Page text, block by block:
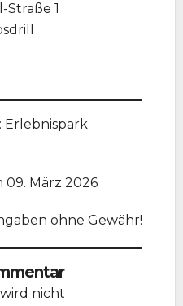
1
Erlebnispark
März 2026
ohne Gewähr!
nicht